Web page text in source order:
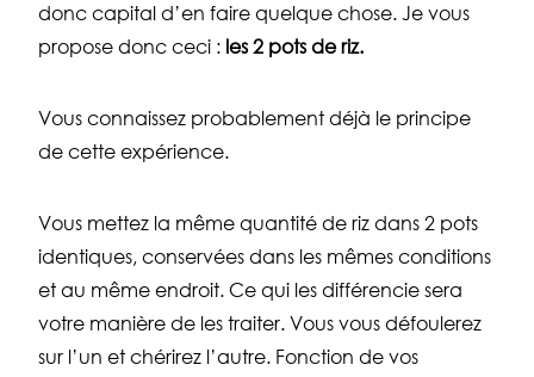
donc capital d’en faire quelque chose. Je vous
propose donc ceci : les 2 pots de riz.
Vous connaissez probablement déjà le principe
de cette expérience.
Vous mettez la même quantité de riz dans 2 pots
identiques, conservées dans les mêmes conditions
et au même endroit. Ce qui les différencie sera
votre manière de les traiter. Vous vous défoulerez
sur l’un et chérirez l’autre. Fonction de vos